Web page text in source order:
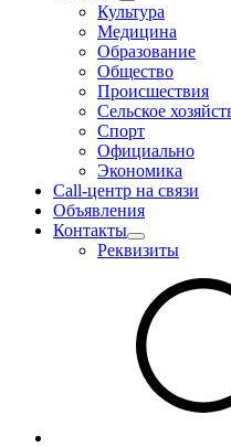
Культура
Медицина
Образование
Общество
Происшествия
Сельское
Спорт
Официально
Экономика
Call-центр на связи
Объявления
Контакты
Реквизиты